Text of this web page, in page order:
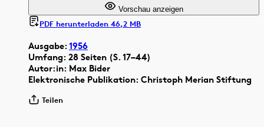
Ausgabe:1956
Umfang: 28 Seiten (S. 17–44)
Autor:in: Max Bider
Elektronische Publikation: Christoph Merian Stiftung
Teilen
Vorschau anzeigen
PDF herunterladen 46,2 MB